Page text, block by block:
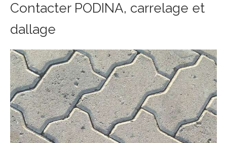
Contacter PODINA, carrelage et
dallage